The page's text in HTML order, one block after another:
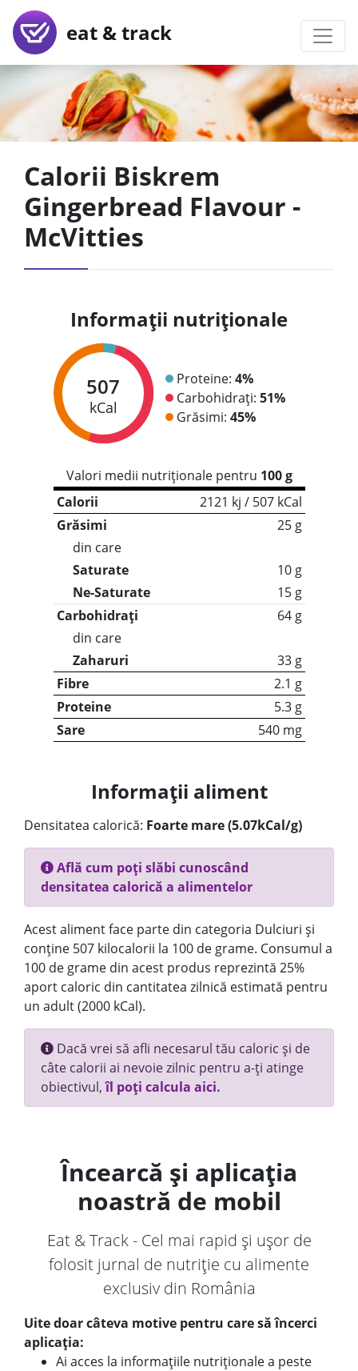
eat & track
Calorii Biskrem
Gingerbread Flavour -
McVitties
Informații nutriționale
507
kCal
Proteine: 4%
Carbohidrați: 51%
Grăsimi: 45%
Valori medii nutriționale pentru 100 g
Calorii
2121 kj / 507 kCal
Grăsimi
25 g
din care
Saturate
10 g
Ne-Saturate
15 g
Carbohidrați
64 g
din care
Zaharuri
33 g
Fibre
2.1 g
Proteine
5.3 g
Sare
540 mg
Informații aliment
Densitatea calorică: Foarte mare (5.07kCal/g)
Află cum poți slăbi cunoscând
densitatea calorică a alimentelor
Acest aliment face parte din categoria Dulciuri și
conține 507 kilocalorii la 100 de grame. Consumul a
100 de grame din acest produs reprezintă 25%
aport caloric din cantitatea zilnică estimată pentru
un adult (2000 kCal).
Dacă vrei să afli necesarul tău caloric și de
câte calorii ai nevoie zilnic pentru a-ți atinge
obiectivul,îl poți calcula aici.
Încearcă și aplicația
noastră de mobil
Eat & Track - Cel mai rapid și ușor de
folosit jurnal de nutriție cu alimente
exclusiv din România
Uite doar câteva motive pentru care să încerci
aplicația:
Ai acces la informațiile nutriționale a peste